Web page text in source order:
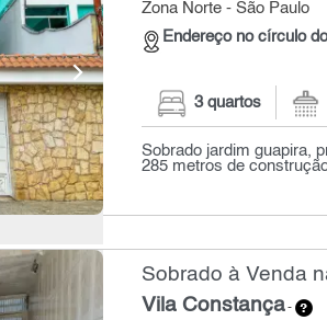
Zona Norte - São Paulo
Endereço no círculo
3 quartos
Sobrado jardim guapira,
285 metros de
Sobrado à Venda
Vila Constança-